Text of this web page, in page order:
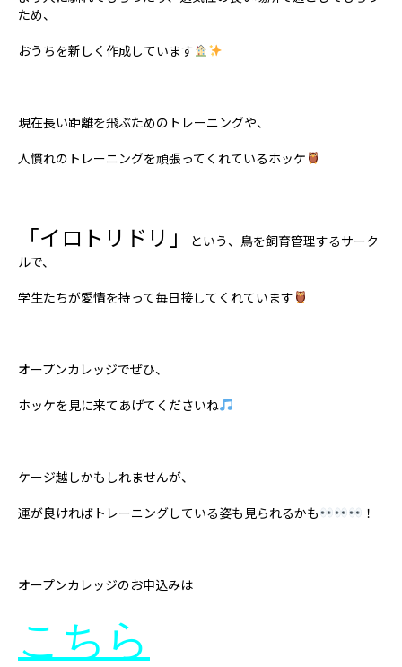
ため、
おうちを新しく作成しています
現在長い距離を飛ぶためのトレーニングや、
人慣れのトレーニングを頑張ってくれているホッケ
「イロトリドリ」
という、鳥を飼育管理するサーク
ルで、
学生たちが愛情を持って毎日接してくれています
オープンカレッジでぜひ、
ホッケを見に来てあげてくださいね
ケージ越しかもしれませんが、
運が良ければトレーニングしている姿も見られるかも
！
オープンカレッジのお申込みは
こちら